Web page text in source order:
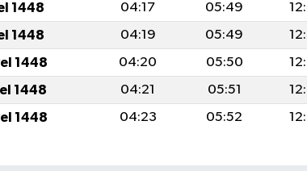
1448 04:17 05:49
1448 04:19 05:49
1448 04:20 05:50
1448 04:21 05:51
1448 04:23 05:52